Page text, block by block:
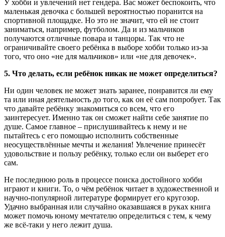
У хобби и увлечений нет гендера. Вас может беспокоить, что
маленькая девочка с большей вероятностью поранится на
спортивной площадке. Но это не значит, что ей не стоит
заниматься, например, футболом. Да и из мальчиков
получаются отличные повара и танцоры. Так что не
ограничивайте своего ребёнка в выборе хобби только из-за
того, что оно «не для мальчиков» или «не для девочек».
5. Что делать, если ребёнок никак не может определиться?
Ни один человек не может знать заранее, понравится ли ему
та или иная деятельность до того, как он её сам попробует. Так
что давайте ребёнку знакомиться со всем, что его
заинтересует. Именно так он сможет найти себе занятие по
душе. Самое главное – прислушивайтесь к нему и не
пытайтесь с его помощью исполнить собственные
неосуществлённые мечты и желания! Увлечение принесёт
удовольствие и пользу ребёнку, только если он выберет его
сам.
Не последнюю роль в процессе поиска достойного хобби
играют и книги. То, о чём ребёнок читает в художественной и
научно-популярной литературе формирует его кругозор.
Удачно выбранная или случайно оказавшаяся в руках книга
может помочь юному мечтателю определиться с тем, к чему
же всё-таки у него лежит душа.